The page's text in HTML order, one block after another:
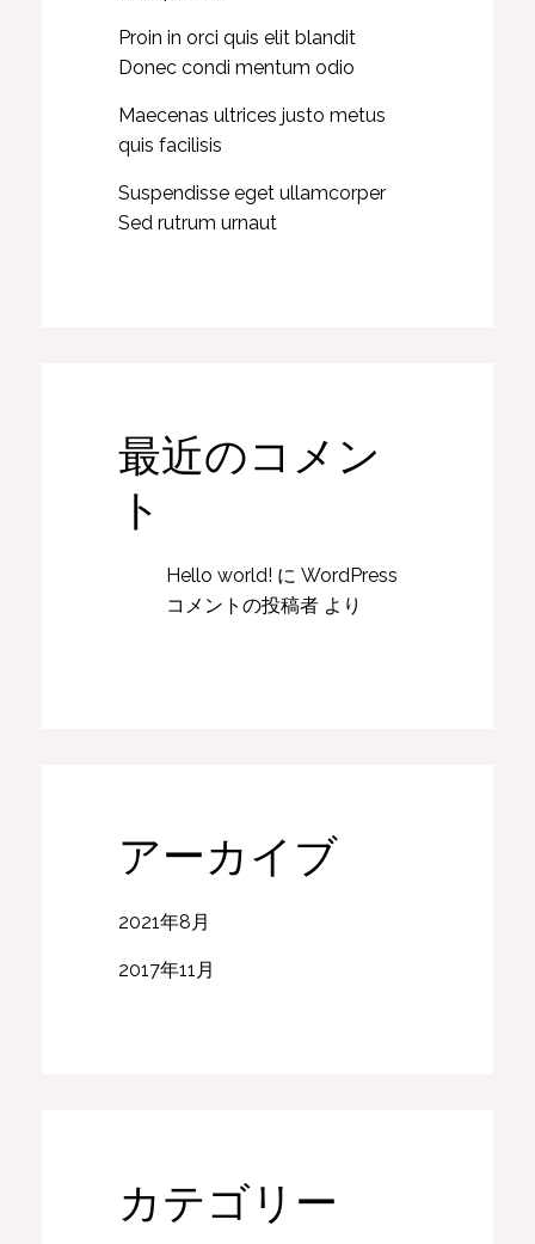
Proin in orci quis elit blandit
Donec condi mentum odio
Maecenas ultrices justo metus
quis facilisis
Suspendisse eget ullamcorper
Sed rutrum urnaut
最近のコメン
ト
Hello world! に WordPress
コメントの投稿者より
アーカイブ
2021年8月
2017年11月
カテゴリー